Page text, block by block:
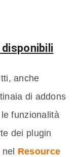
anche
di addons
funzionalità
dei plugin
Resource